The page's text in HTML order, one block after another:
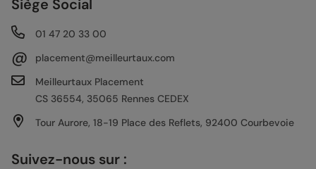
Siège Social
01 47 20 33 00
@
placement@meilleurtaux.com
Meilleurtaux Placement
CS 36554, 35065 Rennes CEDEX
Tour Aurore, 18-19 Place des Reflets, 92400 Courbevoie
Suivez-nous sur :